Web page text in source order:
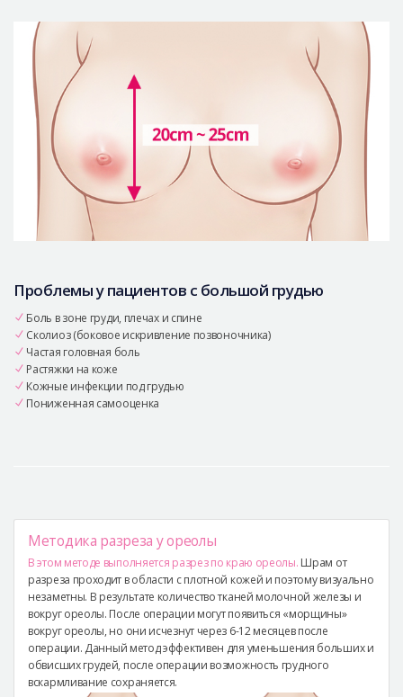
Проблемы у пациентов с большой грудью
Боль в зоне груди, плечах и спине
Сколиоз (боковое искривление позвоночника)
Частая головная боль
Растяжки на коже
Кожные инфекции под грудью
Пониженная самооценка
Методика разреза у ореолы
В этом методе выполняется разрез по краю ореолы. Шрам от
разреза проходит в области с плотной кожей и поэтому визуально
незаметны. В результате количество тканей молочной железы и
вокруг ореолы. После операции могут появиться «морщины»
вокруг ореолы, но они исчезнут через 6-12 месяцев после
операции. Данный метод эффективен для уменьшения больших и
обвисших грудей, после операции возможность грудного
вскармливание сохраняется.